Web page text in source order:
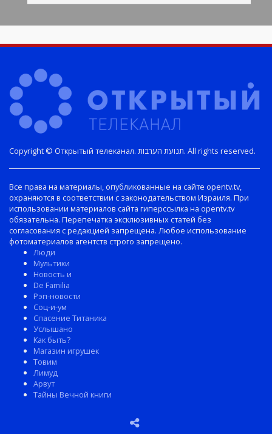
Copyright © Открытый телеканал. תנועת הערבות. All rights reserved.
Все права на материалы, опубликованные на сайте opentv.tv,
охраняются в соответствии с законодательством Израиля. При
использовании материалов сайта гиперссылка на opentv.tv
обязательна. Перепечатка эксклюзивных статей без
согласования с редакцией запрещена. Любое использование
фотоматериалов агентств строго запрещено.
Люди
Мультики
Новость и
De Familia
Рэп-новости
Соц-и-ум
Спасение Титаника
Услышано
Как быть?
Магазин игрушек
Товим
Лимуд
Арвут
Тайны Вечной книги